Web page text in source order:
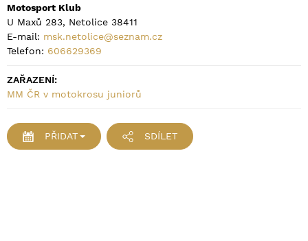
Motosport Klub
U Maxů 283, Netolice 38411
E-mail: msk.netolice@seznam.cz
Telefon: 606629369
ZAŘAZENÍ:
MM ČR v motokrosu juniorů
PŘIDAT SDÍLET